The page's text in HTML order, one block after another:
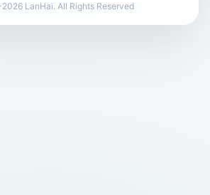
LanHai. All Rights Reserved